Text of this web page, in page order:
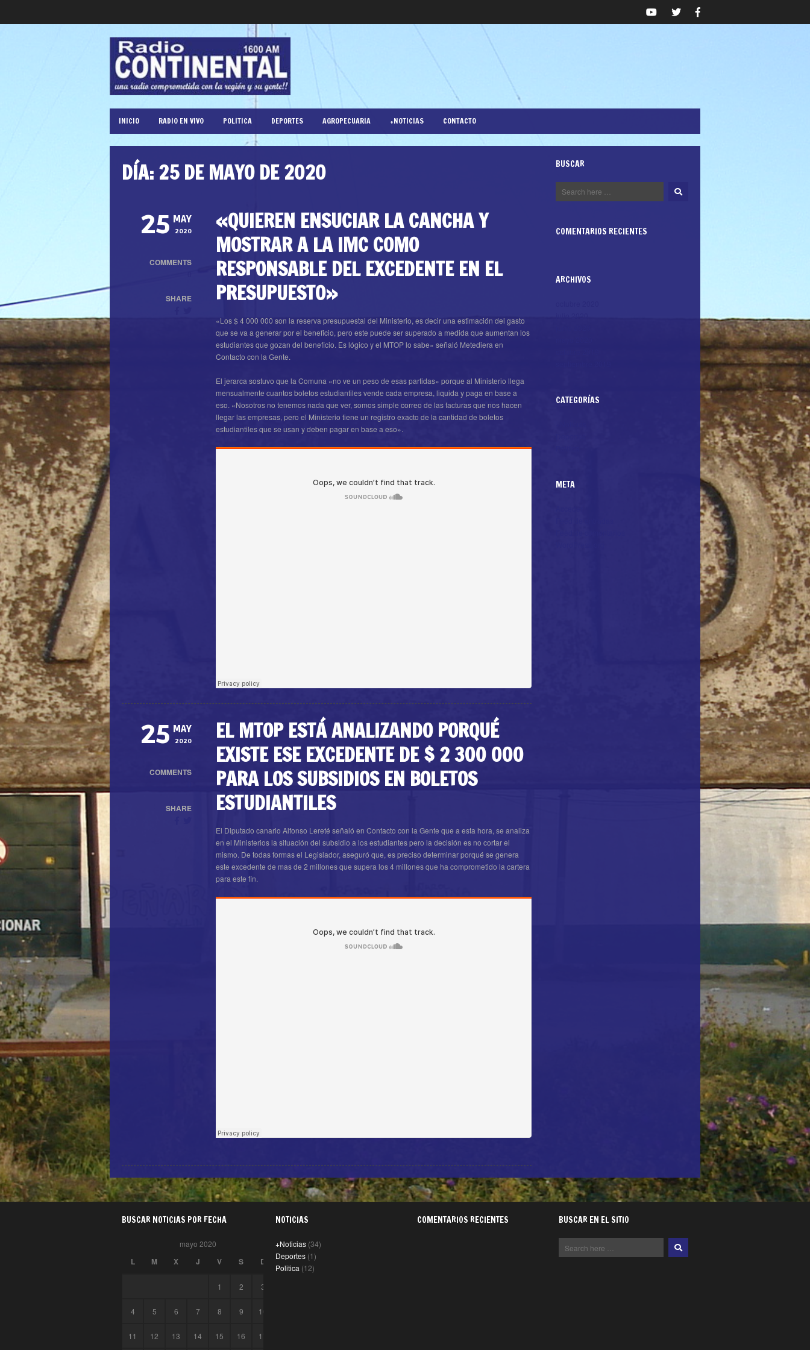
INICIO RADIO EN VIVO POLITICA DEPORTES AGROPECUARIA +NOTICIAS CONTACTO
DÍA:25 DE MAYO DE 2020
25 MAY
2020
COMMENTS
SHARE
«QUIEREN ENSUCIAR LA CANCHA Y
MOSTRAR A LA IMC COMO
RESPONSABLE DEL EXCEDENTE EN EL
PRESUPUESTO»
«Los $ 4 000 000 son la reserva presupuestal del Ministerio, es decir una estimación del gasto
que se va a generar por el beneficio, pero este puede ser superado a medida que aumentan los
estudiantes que gozan del beneficio. Es lógico y el MTOP lo sabe» señaló Metediera en
Contacto con la Gente.
El jerarca sostuvo que la Comuna «no ve un peso de esas partidas» porque al Ministerio llega
mensualmente cuantos boletos estudiantiles vende cada empresa, liquida y paga en base a
eso. «Nosotros no tenemos nada que ver, somos simple correo de las facturas que nos hacen
llegar las empresas, pero el Ministerio tiene un registro exacto de la cantidad de boletos
estudiantiles que se usan y deben pagar en base a eso».
25 MAY
2020
COMMENTS
SHARE
EL MTOP ESTÁ ANALIZANDO PORQUÉ
EXISTE ESE EXCEDENTE DE $ 2 300 000
PARA LOS SUBSIDIOS EN BOLETOS
ESTUDIANTILES
El Diputado canario Alfonso Lereté señaló en Contacto con la Gente que a esta hora, se analiza
en el Ministerios la situación del subsidio a los estudiantes pero la decisión es no cortar el
mismo. De todas formas el Legislador, aseguró que, es preciso determinar porqué se genera
este excedente de mas de 2 millones que supera los 4 millones que ha comprometido la cartera
para este fin.
BUSCAR
COMENTARIOS RECIENTES
ARCHIVOS
CATEGORÍAS
META
BUSCAR NOTICIAS POR FECHA
mayo 2020
L M X J V S D
1 2 3
4 5 6 7 8 9 10
11 12 13 14 15 16 17
NOTICIAS
+Noticias (34)
Deportes (1)
Politica (12)
COMENTARIOS RECIENTES BUSCAR EN EL SITIO